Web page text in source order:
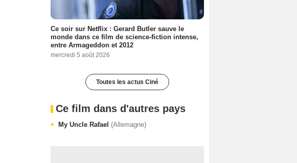
Ce soir sur Netflix : Gerard Butler sauve le
monde dans ce film de science-fiction intense,
entre Armageddon et 2012
mercredi 5 août 2026
Toutes les actus Ciné
Ce film dans d'autres pays
My Uncle Rafael (Allemagne)